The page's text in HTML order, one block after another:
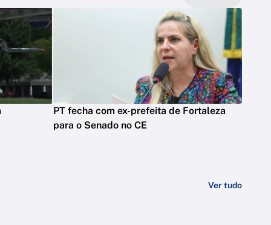
PT fecha com ex-prefeita de Fortaleza
para o Senado no CE
Ver tudo